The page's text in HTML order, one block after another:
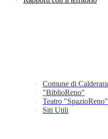
Comune di Calderara
"BiblioReno"
Teatro "SpazioReno"
Siti Utili